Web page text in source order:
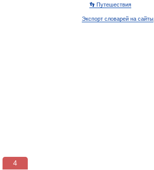
👣 Путешествия
Экспорт словарей на сайты
3